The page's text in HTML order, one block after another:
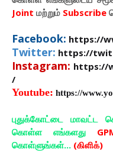
Joint மற்றும் Subscribe
Facebook: https://
Twitter: https://
Instagram: https://
/
Youtube: https://
புதுக்கோட்டை மாவட்ட
கொள்ள எங்களது
கொள்ளுங்கள்... (கிளிக்)